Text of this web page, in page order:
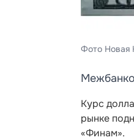
Фото Новая
Курс
рынке
«Финам».